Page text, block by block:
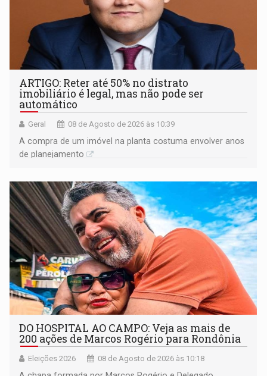
ARTIGO: Reter até 50% no distrato
imobiliário é legal, mas não pode ser
automático
Geral 08 de Agosto de 2026 às 10:39
A compra de um imóvel na planta costuma envolver anos
de planejamento
DO HOSPITAL AO CAMPO: Veja as mais de
200 ações de Marcos Rogério para Rondônia
Eleições 2026 08 de Agosto de 2026 às 10:18